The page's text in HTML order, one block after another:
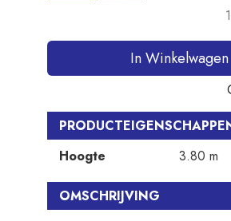
In Winkelwagen
Hoogte
3.80 m
OMSCHRIJVING